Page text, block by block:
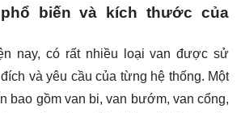
biến và kích thước của
nay, có rất nhiều loại van được sử
và yêu cầu của từng hệ thống. Một
bao gồm van bi, van bướm, van cổng,